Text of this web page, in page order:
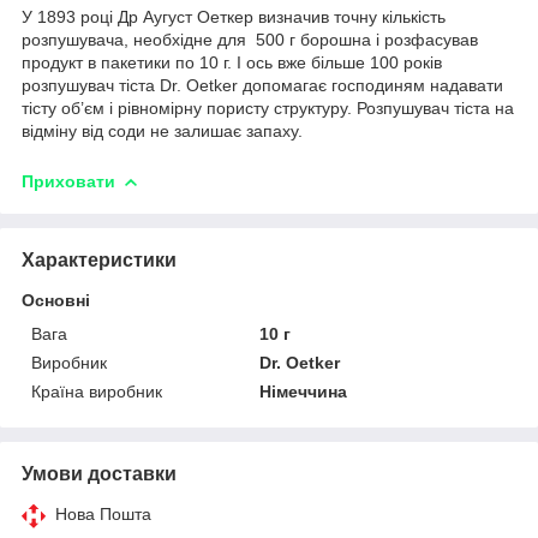
У 1893 році Др Аугуст Оеткер визначив точну кількість
розпушувача, необхідне для 500 г борошна і розфасував
продукт в пакетики по 10 г. І ось вже більше 100 років
розпушувач тіста Dr. Oetker допомагає господиням надавати
тісту об’єм і рівномірну пористу структуру. Розпушувач тіста на
відміну від соди не залишає запаху.
Приховати
Характеристики
Основні
Вага
10 г
Виробник
Dr. Oetker
Країна виробник
Німеччина
Умови доставки
Нова Пошта